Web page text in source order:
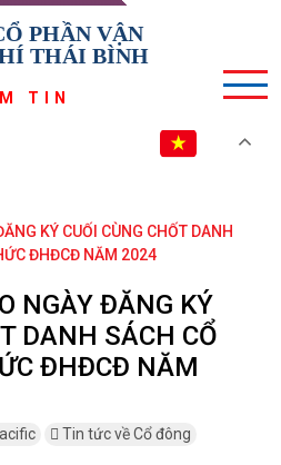
PHẦN VẬN
THÁI BÌNH
TIN
KÝ CUỐI CÙNG CHỐT DANH
ĐHĐCĐ NĂM 2024
NGÀY ĐĂNG KÝ
DANH SÁCH CỔ
ĐHĐCĐ NĂM
Tin tức về Cổ đông